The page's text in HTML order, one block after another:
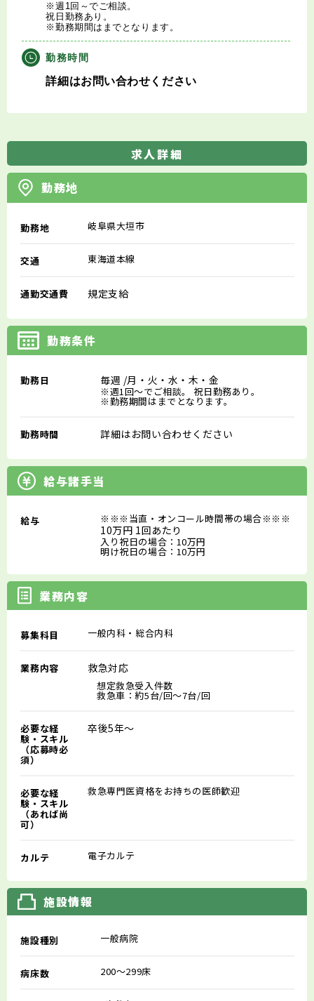
※週1回～でご相談。
祝日勤務あり。
※勤務期間はまでとなります。
勤務時間
詳細はお問い合わせください
求人詳細
勤務地
勤務地 岐阜県大垣市
交通 東海道本線
通勤交通費 規定支給
勤務条件
勤務日 毎週 /月・火・水・木・金
※週1回～でご相談。 祝日勤務あり。
※勤務期間はまでとなります。
勤務時間 詳細はお問い合わせください
給与諸手当
給与 ※※※当直・オンコール時間帯の場合※※※
10万円 1回あたり
入り祝日の場合：10万円
明け祝日の場合：10万円
業務内容
募集科目 一般内科・総合内科
業務内容 救急対応
想定救急受入件数
救急車：約5台/回～7台/回
必要な経
験・スキル
（応募時必
須）
卒後5年～
必要な経
験・スキル
（あれば尚
可）
救急専門医資格をお持ちの医師歓迎
カルテ 電子カルテ
施設情報
施設種別 一般病院
病床数 200～299床